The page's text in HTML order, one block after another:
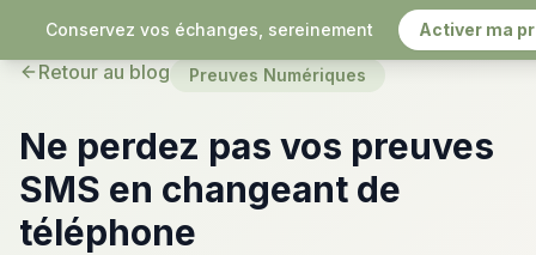
Conservez vos échanges, sereinement Activer ma
Retour au blog Preuves Numériques
Ne perdez pas vos preuves
SMS en changeant de
téléphone